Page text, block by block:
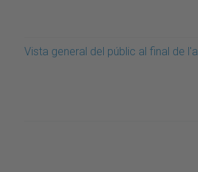
Vista general del públic al final de